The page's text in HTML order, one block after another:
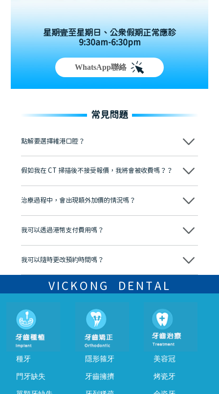
星期壹至星期日、公眾假期正常應診
9:30am-6:30pm
WhatsApp聯絡
常見問題
點解要選擇維港口腔？
維港口腔踐行「醫道濟世」的大學校訓，各分院匯聚來自香港、內地的
牌」、「2025香港企業領袖品牌」，是諾貝爾種植系統全球放心植牙中
至今已服務超過三十個國家和地區的顧客，受到粵港澳大灣區及周邊城
市市民極高的口碑評價及信任推薦 珠海、深圳設有八大分院，香港亦設
有咨詢及服務保障中心，有任何問題都可以隨時預約免費咨詢，讓人十
假如我在 CT 掃描後不接受報價，我將會被收費嗎？？
不會！只要未開始實際服務之前，你不會被收取任何費用。
治療過程中，會出現額外加價的情況嗎？
不會，治療前我們會詳細說明治療方案及對應的價錢，顧客同意並簽字
我可以透過港幣支付費用嗎？
可以。維港口腔會按照當日匯率轉算收取費用，而匯率會及時告知客人
我可以隨時更改預約時間嗎？
可以，請盡早通過wechat或whatsapp聯絡我們，告知我們你原本預約
的時間及資料，並且重新預約的日期及時段
VICKONG DENTAL
種牙
門牙缺失
隱形箍牙
牙齒擁擠
美容冠
烤瓷牙